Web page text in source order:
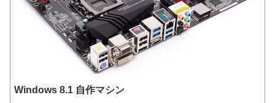
Windows 8.1 自作マシン